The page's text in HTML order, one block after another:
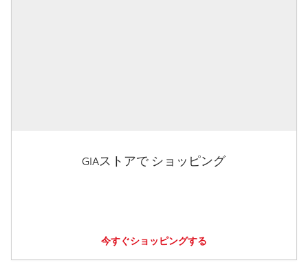
GIAストアで ショッピング
今すぐショッピングする